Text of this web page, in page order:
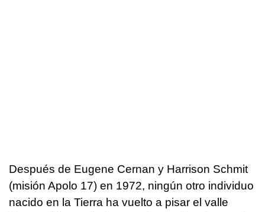
Después de Eugene Cernan y Harrison Schmit
(misión Apolo 17) en 1972, ningún otro individuo
nacido en la Tierra ha vuelto a pisar el valle